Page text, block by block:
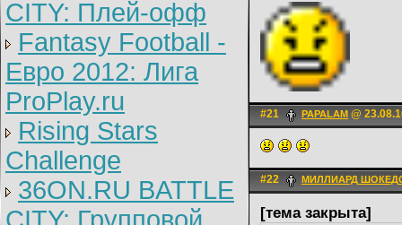
CITY: Плей-офф
Fantasy Football -
Евро 2012: Лига
ProPlay.ru
Rising Stars
Challenge
36ON.RU BATTLE
#21 PAPALAM @
#22 МИЛЛИАРД
[тема закрыта]